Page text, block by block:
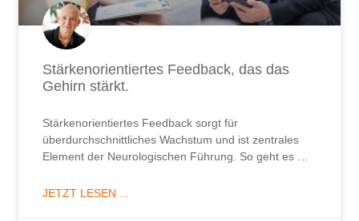
Stärkenorientiertes Feedback, das das
Gehirn stärkt.
Stärkenorientiertes Feedback sorgt für
überdurchschnittliches Wachstum und ist zentrales
Element der Neurologischen Führung. So geht es …
JETZT LESEN ...